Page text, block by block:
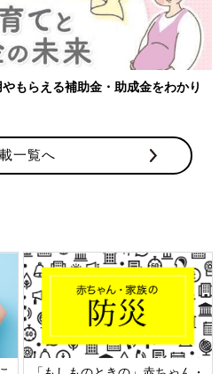
もらえる補助金・助成金をわかり
一覧へ